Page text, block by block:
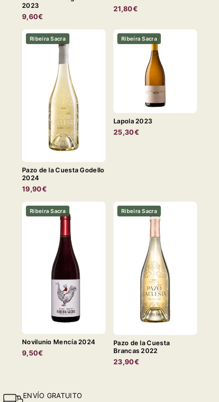
2023
9,60€
21,80€
Ribeira Sacra
Pazo de la Cuesta Godello
2024
19,90€
Ribeira Sacra
Lapola 2023
25,30€
Ribeira Sacra
Novilunio Mencía 2024
9,50€
Ribeira Sacra
Pazo de la Cuesta
Brancas 2022
23,90€
ENVÍO GRATUITO